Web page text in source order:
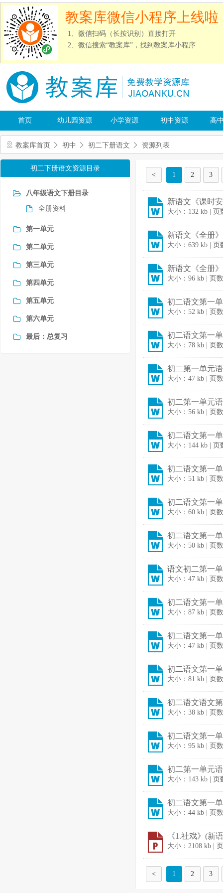
教案库微信小程序上线啦
1、微信扫码（长按识别）直接打开
2、微信搜索“教案库”，找到教案库小程序
首页 幼儿园资源 小学资源 初中资源 高
教案库首页 初中 初二下册语文 资源列表
初二下册语文资源目录
八年级语文下册目录
全册资料
第一单元
第二单元
第三单元
第四单元
第五单元
第六单元
最后：总复习
< 1 2 3
新语文《课时
大小：132 kb | 页
新语文《全册
大小：639 kb | 页
新语文《全册
大小：96 kb | 页
初二语文第一
大小：52 kb | 页
初二语文第一
大小：78 kb | 页
初二第一单元
大小：47 kb | 页
初二第一单元
大小：56 kb | 页
初二语文第一
大小：144 kb | 页
初二语文第一
大小：51 kb | 页
初二语文第一
大小：60 kb | 页
初二语文第一
大小：50 kb | 页
语文初二第一
大小：47 kb | 页
初二语文第一
大小：87 kb | 页
初二语文第一
大小：47 kb | 页
初二语文第一
大小：81 kb | 页
初二语文语文
大小：38 kb | 页
初二语文第一
大小：95 kb | 页
初二第一单元
大小：143 kb | 页
初二语文第一
大小：44 kb | 页
《1.社戏》(新
大小：2108 kb |
< 1 2 3